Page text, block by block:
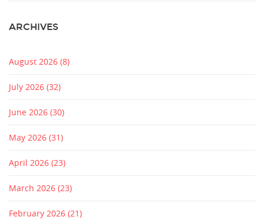
ARCHIVES
August 2026 (8)
July 2026 (32)
June 2026 (30)
May 2026 (31)
April 2026 (23)
March 2026 (23)
February 2026 (21)